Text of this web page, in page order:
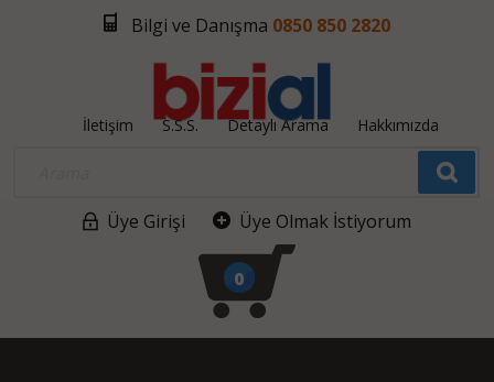
Bilgi ve Danışma 0850 850 2820
İletişim S.S.S. Detaylı Arama Hakkımızda
Üye Girişi Üye Olmak İstiyorum
0